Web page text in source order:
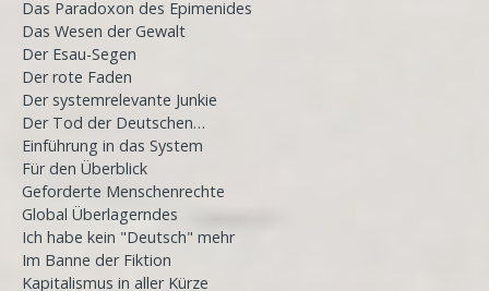
Das Paradoxon des Epimenides
Das Wesen der Gewalt
Der Esau-Segen
Der rote Faden
Der systemrelevante Junkie
Der Tod der Deutschen…
Einführung in das System
Für den Überblick
Geforderte Menschenrechte
Global Überlagerndes
Ich habe kein "Deutsch" mehr
Im Banne der Fiktion
Kapitalismus in aller Kürze